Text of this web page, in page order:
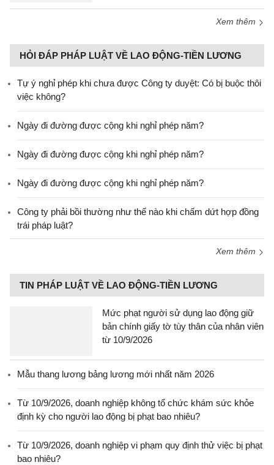
Xem thêm
HỎI ĐÁP PHÁP LUẬT VỀ LAO ĐỘNG-TIỀN LƯƠNG
Tự ý nghỉ phép khi chưa được Công ty duyệt: Có bị buộc thôi
việc không?
Ngày đi đường được cộng khi nghỉ phép năm?
Ngày đi đường được cộng khi nghỉ phép năm?
Ngày đi đường được cộng khi nghỉ phép năm?
Công ty phải bồi thường như thế nào khi chấm dứt hợp đồng
trái pháp luật?
Xem thêm
TIN PHÁP LUẬT VỀ LAO ĐỘNG-TIỀN LƯƠNG
Mức phạt người sử dụng lao động giữ
bản chính giấy tờ tùy thân của nhân viên
từ 10/9/2026
Mẫu thang lương bảng lương mới nhất năm 2026
Từ 10/9/2026, doanh nghiệp không tổ chức khám sức khỏe
định kỳ cho người lao động bị phạt bao nhiêu?
Từ 10/9/2026, doanh nghiệp vi phạm quy định thử việc bị phạt
bao nhiêu?